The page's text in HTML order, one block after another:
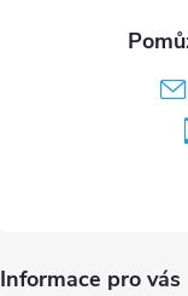
Informace pro vás